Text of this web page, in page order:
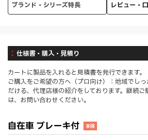
ブランド・シリーズ特長
レビュー・
仕様書・購入・見積り
カートに製品を入れると見積書を発行できます。
ご購入をご希望の方へ（プロ向け）：地域でし
だける、代理店様の紹介をしております。継続
は、お問い合わせください。
自在車 ブレーキ付 本体